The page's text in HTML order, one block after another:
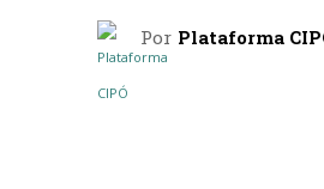
Por Plataforma